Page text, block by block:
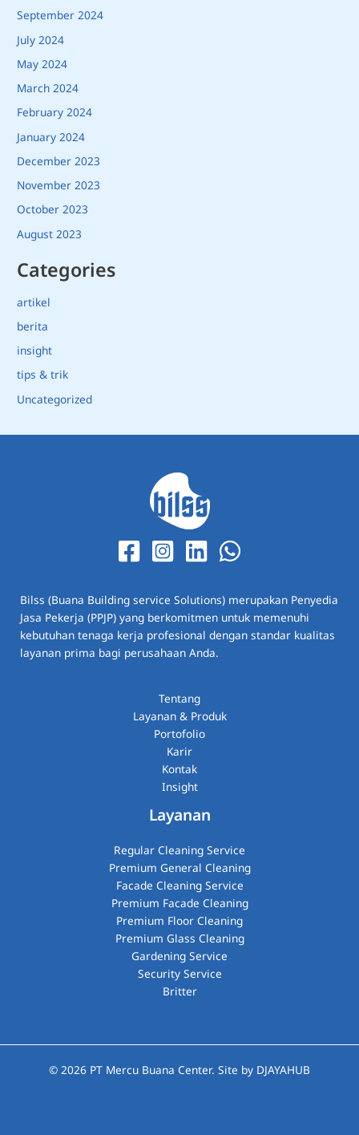
September 2024
July 2024
May 2024
March 2024
February 2024
January 2024
December 2023
November 2023
October 2023
August 2023
Categories
artikel
berita
insight
tips & trik
Uncategorized
Bilss (Buana Building service Solutions) merupakan Penyedia
Jasa Pekerja (PPJP) yang berkomitmen untuk memenuhi
kebutuhan tenaga kerja profesional dengan standar kualitas
layanan prima bagi perusahaan Anda.
Tentang
Layanan & Produk
Portofolio
Karir
Kontak
Insight
Layanan
Regular Cleaning Service
Premium General Cleaning
Facade Cleaning Service
Premium Facade Cleaning
Premium Floor Cleaning
Premium Glass Cleaning​
Gardening Service
Security Service
Britter
© 2026 PT Mercu Buana Center. Site by DJAYAHUB